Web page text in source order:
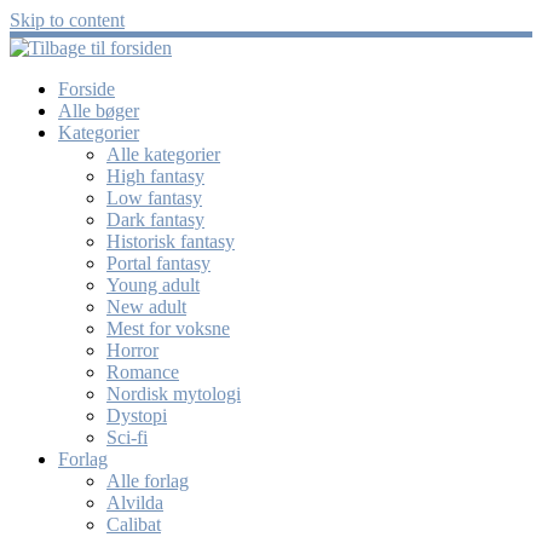
Skip to content
Forside
Alle bøger
Kategorier
Alle kategorier
High fantasy
Low fantasy
Dark fantasy
Historisk fantasy
Portal fantasy
Young adult
New adult
Mest for voksne
Horror
Romance
Nordisk mytologi
Dystopi
Sci-fi
Forlag
Alle forlag
Alvilda
Calibat